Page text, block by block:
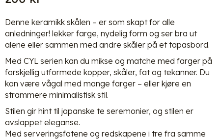
Denne keramikk skålen – er som skapt for alle
anledninger! lekker farge, nydelig form og ser bra ut
alene eller sammen med andre skåler på et tapasbord.
Med CYL serien kan du mikse og matche med farger på
forskjellig utformede kopper, skåler, fat og tekanner. Du
kan være vågal med mange farger – eller kjøre en
strammere minimalistisk stil.
Stilen gir hint til japanske te seremonier, og stilen er
avslappet eleganse.
Med serveringsfatene og redskapene i tre fra samme